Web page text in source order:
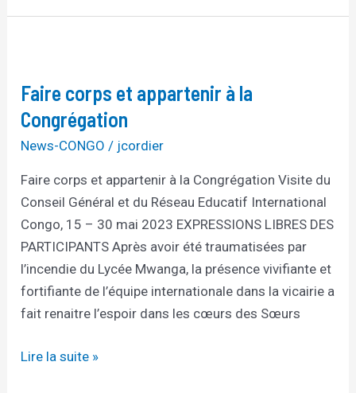
Faire corps et appartenir à la
Congrégation
News-CONGO / jcordier
Faire corps et appartenir à la Congrégation Visite du
Conseil Général et du Réseau Educatif International
Congo, 15 – 30 mai 2023 EXPRESSIONS LIBRES DES
PARTICIPANTS Après avoir été traumatisées par
l’incendie du Lycée Mwanga, la présence vivifiante et
fortifiante de l’équipe internationale dans la vicairie a
fait renaitre l’espoir dans les cœurs des Sœurs
et
appartenir
Congrégation
Lire la suite »